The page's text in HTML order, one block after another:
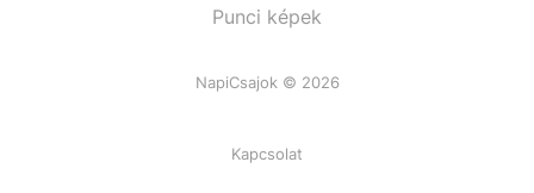
Punci képek
NapiCsajok © 2026
Kapcsolat